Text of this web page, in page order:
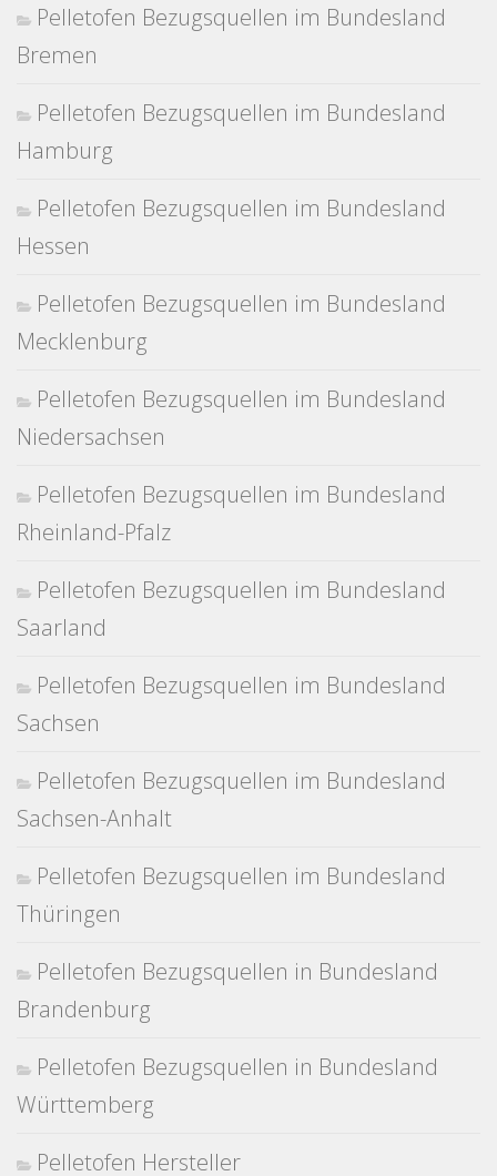
Pelletofen Bezugsquellen im Bundesland
Bremen
Pelletofen Bezugsquellen im Bundesland
Hamburg
Pelletofen Bezugsquellen im Bundesland
Hessen
Pelletofen Bezugsquellen im Bundesland
Mecklenburg
Pelletofen Bezugsquellen im Bundesland
Niedersachsen
Pelletofen Bezugsquellen im Bundesland
Rheinland-Pfalz
Pelletofen Bezugsquellen im Bundesland
Saarland
Pelletofen Bezugsquellen im Bundesland
Sachsen
Pelletofen Bezugsquellen im Bundesland
Sachsen-Anhalt
Pelletofen Bezugsquellen im Bundesland
Thüringen
Pelletofen Bezugsquellen in Bundesland
Brandenburg
Pelletofen Bezugsquellen in Bundesland
Württemberg
Pelletofen Hersteller